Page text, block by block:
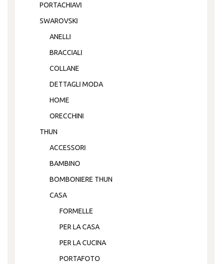
PORTACHIAVI
SWAROVSKI
ANELLI
BRACCIALI
COLLANE
DETTAGLI MODA
HOME
ORECCHINI
THUN
ACCESSORI
BAMBINO
BOMBONIERE THUN
CASA
FORMELLE
PER LA CASA
PER LA CUCINA
PORTAFOTO